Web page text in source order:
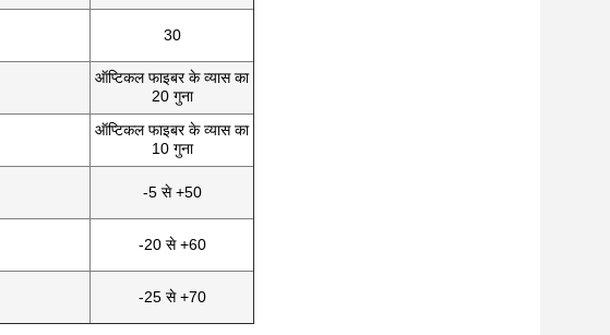
30
ऑप्टिकल फाइबर के व्यास का
20 गुना
ऑप्टिकल फाइबर के व्यास का
10 गुना
-5 से +50
-20 से +60
-25 से +70